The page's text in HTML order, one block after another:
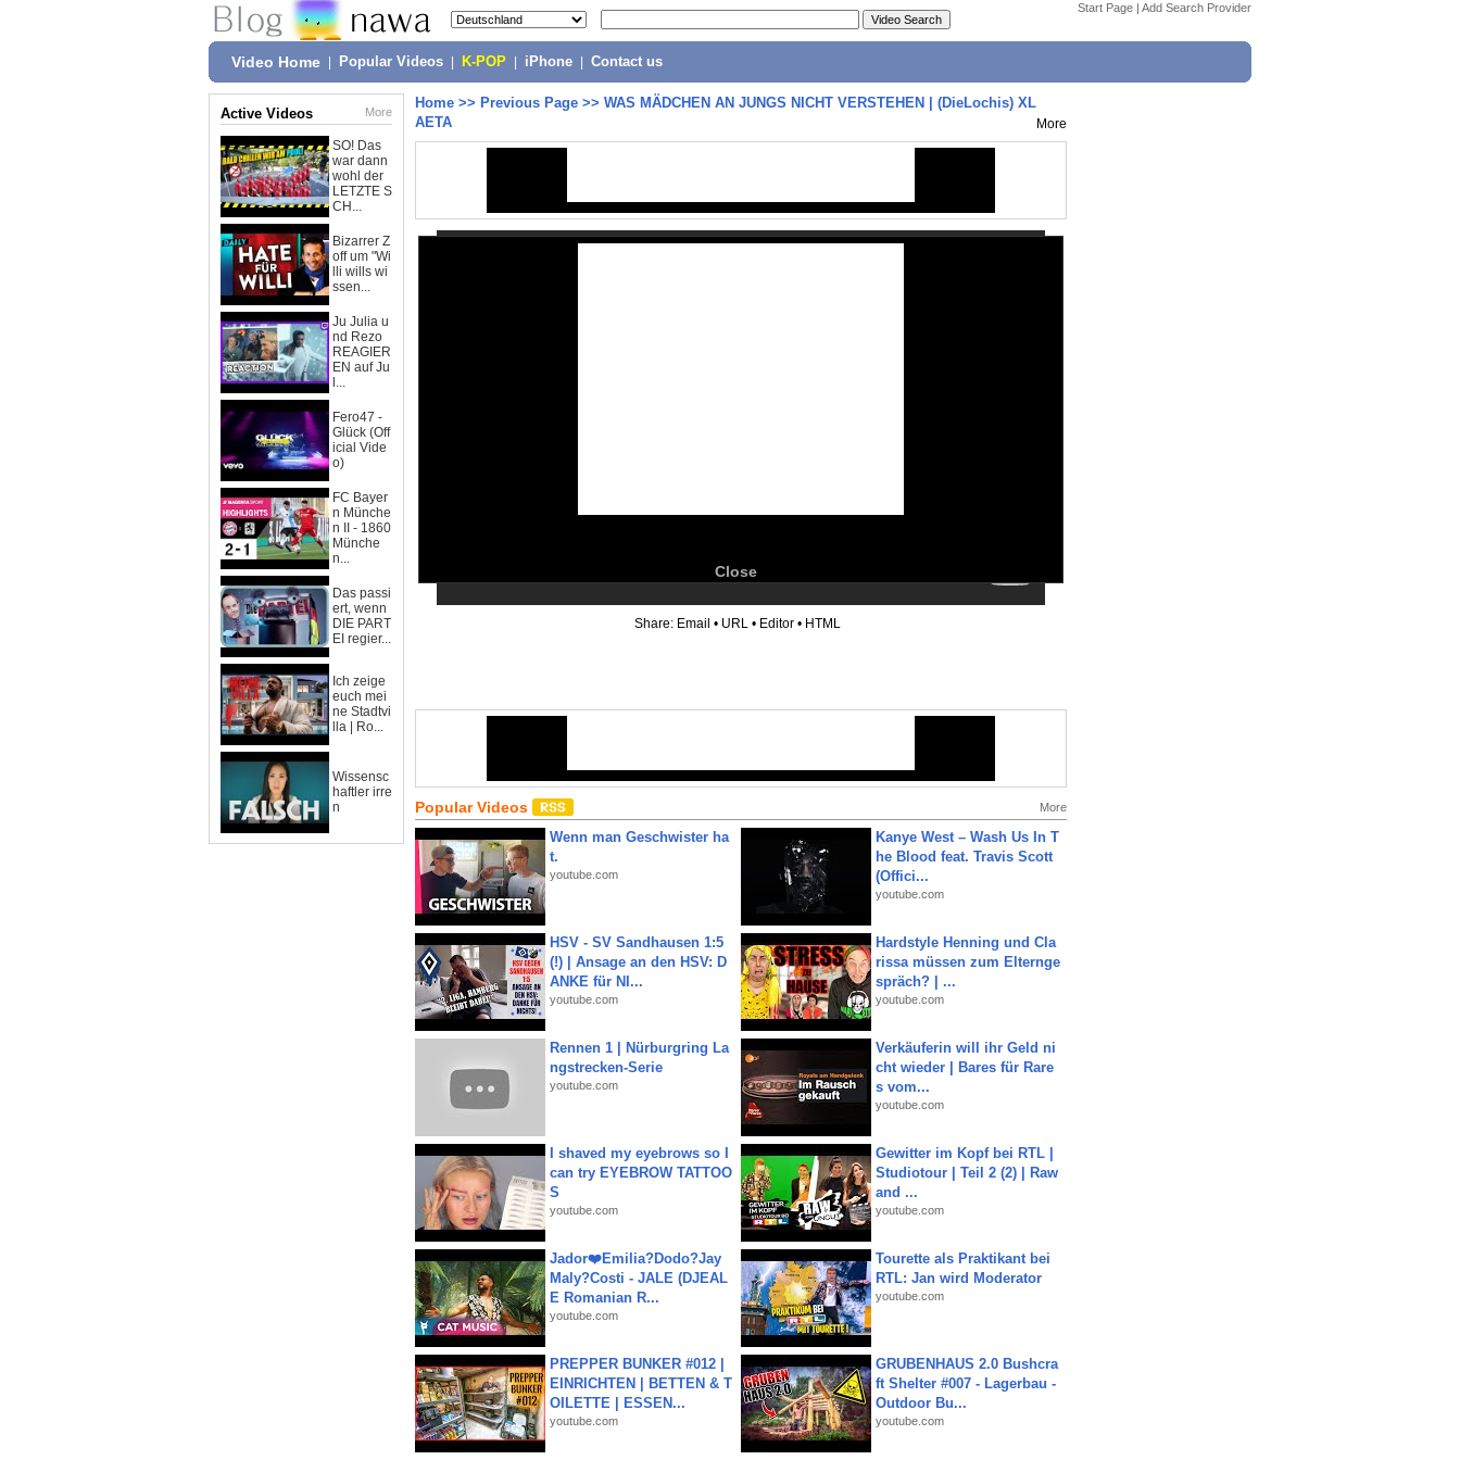
Start Page | Add Search Provider
Video Home Popular Videos K-POP iPhone Contact us
Active Videos More
SO! Das
war dann
wohl der
LETZTE S
CH...
Bizarrer Z
off um "Wi
lli wills wi
ssen...
Ju Julia u
nd Rezo
REAGIER
EN auf Ju
l...
Fero47 -
Glück (Off
icial Vide
o)
FC Bayer
n Münche
n II - 1860
Münche
n...
Das passi
ert, wenn
DIE PART
EI regier...
Ich zeige
euch mei
ne Stadtvi
lla | Ro...
Wissensc
haftler irre
n
Home >> Previous Page >> WAS MÄDCHEN AN JUNGS NICHT VERSTEHEN | (DieLochis) XL
AETA
More
Close
Share: Email • URL • Editor • HTML
Popular Videos More
Wenn man Geschwister ha
t.
youtube.com
Kanye West – Wash Us In T
he Blood feat. Travis Scott
(Offici...
youtube.com
HSV - SV Sandhausen 1:5
(!) | Ansage an den HSV: D
ANKE für NI...
youtube.com
Hardstyle Henning und Cla
rissa müssen zum Elternge
spräch? | ...
youtube.com
Rennen 1 | Nürburgring La
ngstrecken-Serie
youtube.com
Verkäuferin will ihr Geld ni
cht wieder | Bares für Rare
s vom...
youtube.com
I shaved my eyebrows so I
can try EYEBROW TATTOO
S
youtube.com
Gewitter im Kopf bei RTL |
Studiotour | Teil 2 (2) | Raw
and ...
youtube.com
Jador❤️Emilia?Dodo?Jay
Maly?Costi - JALE (DJEAL
E Romanian R...
youtube.com
Tourette als Praktikant bei
RTL: Jan wird Moderator
youtube.com
PREPPER BUNKER #012 |
EINRICHTEN | BETTEN & T
OILETTE | ESSEN...
youtube.com
GRUBENHAUS 2.0 Bushcra
ft Shelter #007 - Lagerbau -
Outdoor Bu...
youtube.com